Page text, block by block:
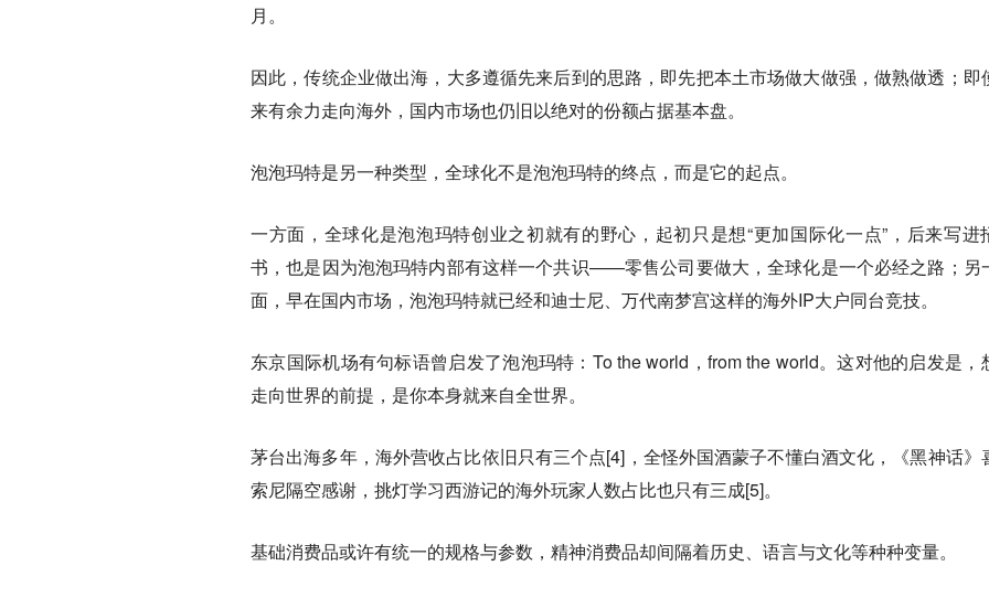
月。
因此，传统企业做出海，大多遵循先来后到的思路，即先把本土市场做大做强，做熟做透；即
来有余力走向海外，国内市场也仍旧以绝对的份额占据基本盘。
泡泡玛特是另一种类型， 全球化不是泡泡玛特的终点，而是它的起点。
一方面，全球化是泡泡玛特创业之初就有的野心，起初只是想“更加国际化一点”，后来写进
书，也是因为泡泡玛特内部有这样一个共识——零售公司要做大，全球化是一个必经之路；另
面，早在国内市场，泡泡玛特就已经和迪士尼、万代南梦宫这样的海外IP大户同台竞技。
东京国际机场有句标语曾启发了泡泡玛特：To the world，from the world。这对他的启发是，
走向世界的前提，是你本身就来自全世界。
茅台出海多年，海外营收占比依旧只有三个点[4]，全怪外国酒蒙子不懂白酒文化，《黑神话》
索尼隔空感谢，挑灯学习西游记的海外玩家人数占比也只有三成[5]。
基础消费品或许有统一的规格与参数，精神消费品却间隔着历史、语言与文化等种种变量。